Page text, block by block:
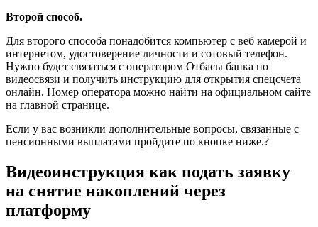
Второй способ.
Для второго способа понадобится компьютер с веб камерой и
интернетом, удостоверение личности и сотовый телефон.
Нужно будет связаться с оператором Отбасы банка по
видеосвязи и получить инструкцию для открытия спецсчета
онлайн. Номер оператора можно найти на официальном сайте
на главной странице.
Если у вас возникли дополнительные вопросы, связанные с
пенсионными выплатами пройдите по кнопке ниже.?
Видеоинструкция как подать заявку
на снятие накоплений через
платформу